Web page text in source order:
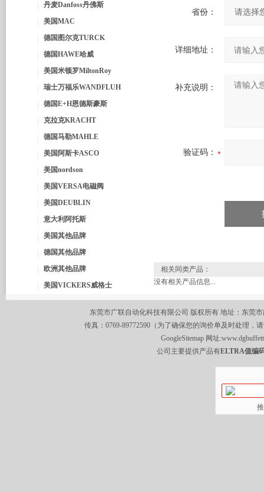
丹麦Danfoss丹佛斯
美国MAC
德国图尔克TURCK
德国HAWE哈威
美国米顿罗MiltonRoy
瑞士万福乐WANDFLUH
德国E+H恩德斯豪斯
克拉克KRACHT
德国马勒MAHLE
美国阿斯卡ASCO
美国nordson
美国VERSA电磁阀
美国DEUBLIN
意大利阿托斯
美国其他品牌
德国其他品牌
欧洲其他品牌
美国VICKERS威格士
省份：
详细地址：
补充说明：
验证码：
相关同类产品：
没有相关产品信息...
东莞市广联自动化科技有限公司 版权所有 地址：东莞
传真：0769-89772590（为了确保您的询价单及时处理，
GoogleSitemap 网址:
公司主要提供产品有ELTRA值编